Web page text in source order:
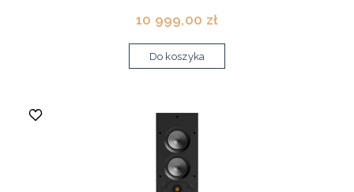
10 999,00 zł
Do koszyka